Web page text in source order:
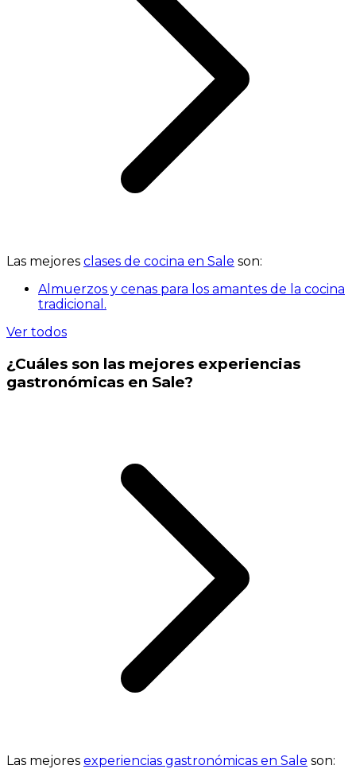
Las mejores clases de cocina en Sale son:
Almuerzos y cenas para los amantes de la cocina
tradicional.
Ver todos
¿Cuáles son las mejores experiencias
gastronómicas en Sale?
Las mejores experiencias gastronómicas en Sale son: